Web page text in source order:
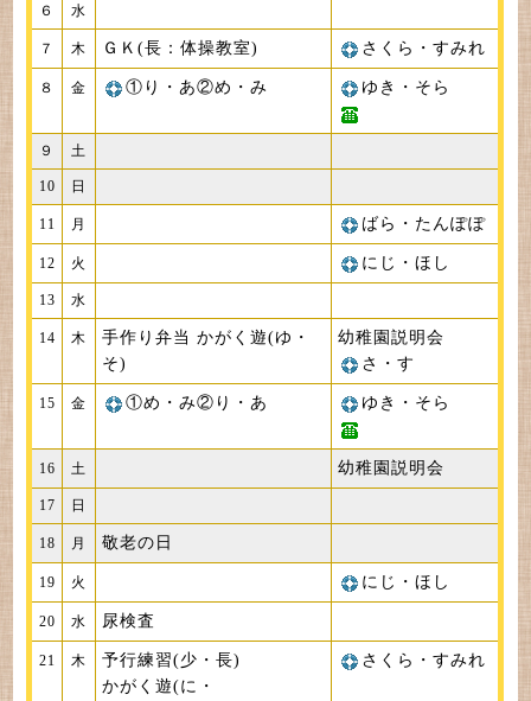
６ 水
７ 木 ＧＫ(長：体操教室) さくら・すみれ
８ 金 ①り・あ②め・み ゆき・そら
９ 土
10 日
11 月 ばら・たんぽぽ
12 火 にじ・ほし
13 水
14 木
手作り弁当 かがく遊(ゆ・
そ)
幼稚園説明会
さ・す
15 金 ①め・み②り・あ ゆき・そら
16 土 幼稚園説明会
17 日
18 月 敬老の日
19 火 にじ・ほし
20 水 尿検査
21 木
予行練習(少・長)
かがく遊(に・
さくら・すみれ